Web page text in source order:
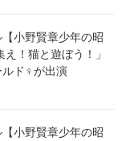
小野賢章少年の昭
！猫と遊ぼう！」
ルド♀が出演
小野賢章少年の昭